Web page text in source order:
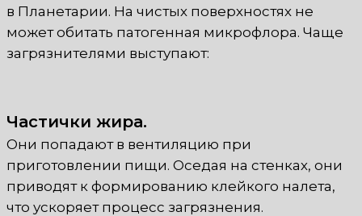
в Планетарии. На чистых поверхностях не
может обитать патогенная микрофлора. Чаще
загрязнителями выступают:
Частички жира.
Они попадают в вентиляцию при
приготовлении пищи. Оседая на стенках, они
приводят к формированию клейкого налета,
что ускоряет процесс загрязнения.